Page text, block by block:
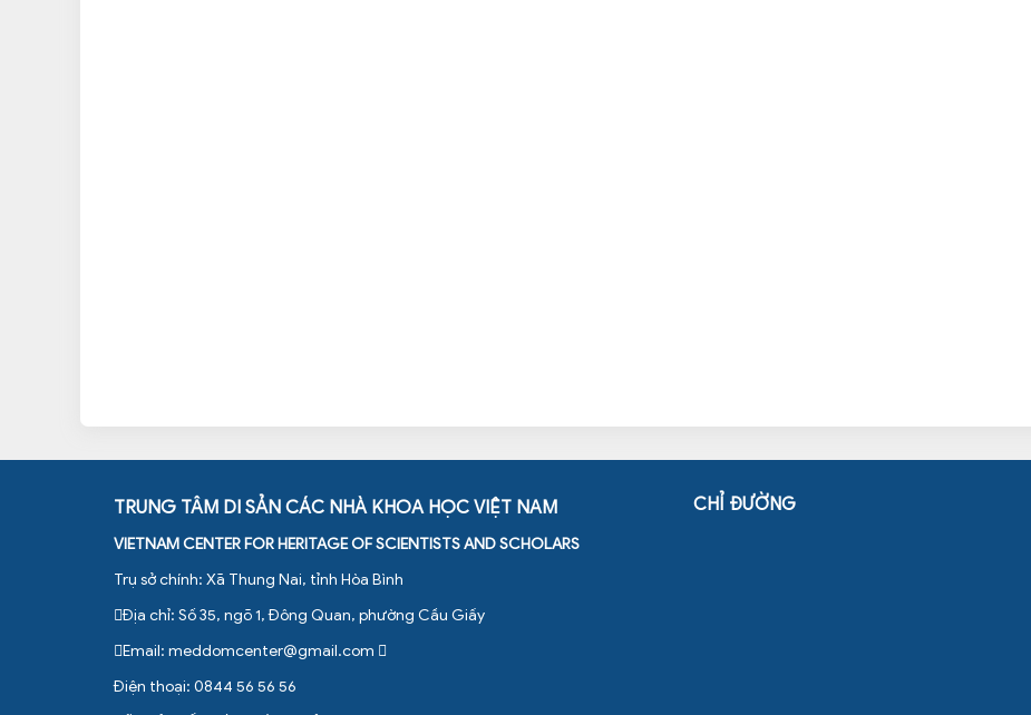
TRUNG TÂM DI SẢN CÁC NHÀ KHOA HỌC VIỆT NAM
VIETNAM CENTER FOR HERITAGE OF SCIENTISTS AND SCHOLARS
Trụ sở chính: Xã Thung Nai, tỉnh Hòa Bình
Địa chỉ: Số 35, ngõ 1, Đông Quan, phường Cầu Giấy
Email: meddomcenter@gmail.com
Điện thoại: 0844 56 56 56
CHỈ ĐƯỜNG